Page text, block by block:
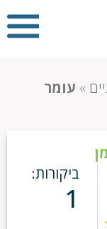
» עומר
ביקורות:
1